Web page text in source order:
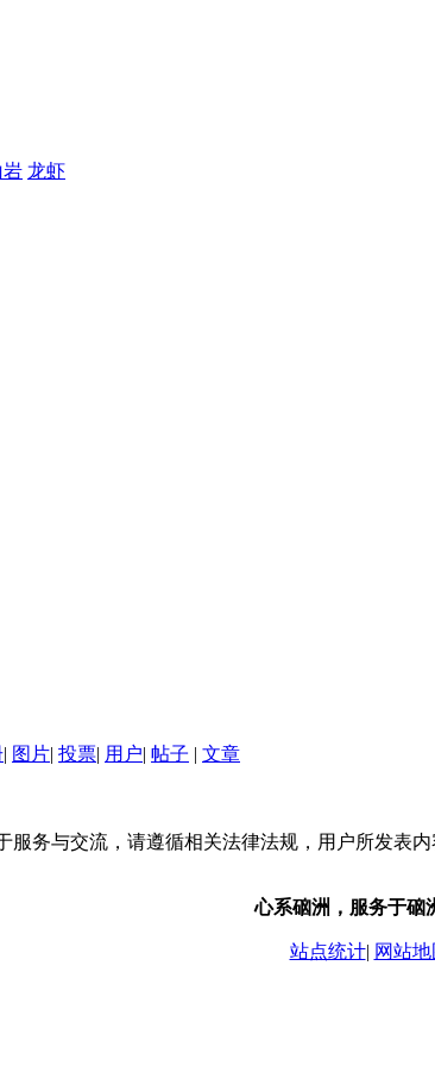
岩 龙虾
| 图片| 投票| 用户| 帖子 | 文章
服务与交流，请遵循相关法律法规，用户所发表
心系硇洲，服务于硇
站点统计| 网站地